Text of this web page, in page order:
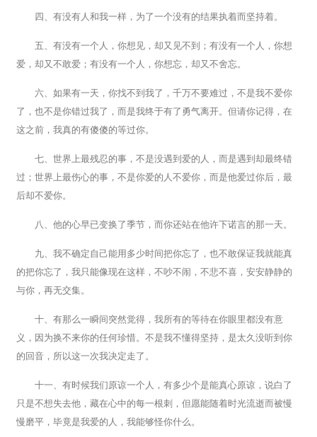
四、有没有人和我一样，为了一个没有的结果执着而坚持着。
五、有没有一个人，你想见，却又见不到；有没有一个人，你想
爱，却又不敢爱；有没有一个人，你想忘，却又不舍忘。
六、如果有一天，你找不到我了，千万不要难过，不是我不爱你
了，也不是你错过我了，而是我终于有了勇气离开。但请你记得，在
这之前，我真的有傻傻的等过你。
七、世界上最残忍的事，不是没遇到爱的人，而是遇到却最终错
过；世界上最伤心的事，不是你爱的人不爱你，而是他爱过你后，最
后却不爱你。
八、他的心早已变换了季节，而你还站在他许下诺言的那一天。
九、我不确定自己能用多少时间把你忘了，也不敢保证我就能真
的把你忘了，我只能像现在这样，不吵不闹，不悲不喜，安安静静的
与你，再无交集。
十、有那么一瞬间突然觉得，我所有的等待在你眼里都没有意
义，因为换不来你的任何珍惜。不是我不懂得坚持，是太久没听到你
的回音，所以这一次我决定走了。
十一、有时候我们原谅一个人，有多少个是能真心原谅，说白了
只是不想失去他，藏在心中的每一根刺，但愿能随着时光流逝而被慢
慢磨平，毕竟是我爱的人，我能够怪你什么。